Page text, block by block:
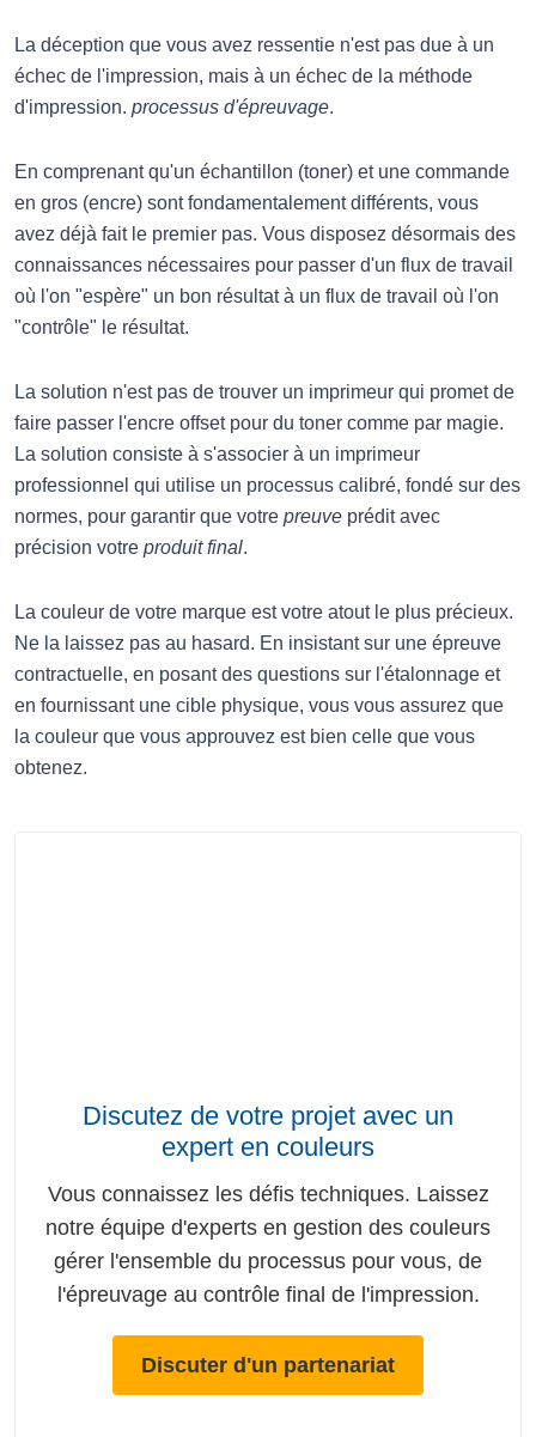
La déception que vous avez ressentie n'est pas due à un
échec de l'impression, mais à un échec de la méthode
d'impression. processus d'épreuvage.
En comprenant qu'un échantillon (toner) et une commande
en gros (encre) sont fondamentalement différents, vous
avez déjà fait le premier pas. Vous disposez désormais des
connaissances nécessaires pour passer d'un flux de travail
où l'on "espère" un bon résultat à un flux de travail où l'on
"contrôle" le résultat.
La solution n'est pas de trouver un imprimeur qui promet de
faire passer l'encre offset pour du toner comme par magie.
La solution consiste à s'associer à un imprimeur
professionnel qui utilise un processus calibré, fondé sur des
normes, pour garantir que votre preuve prédit avec
précision votre produit final.
La couleur de votre marque est votre atout le plus précieux.
Ne la laissez pas au hasard. En insistant sur une épreuve
contractuelle, en posant des questions sur l'étalonnage et
en fournissant une cible physique, vous vous assurez que
la couleur que vous approuvez est bien celle que vous
obtenez.
Discutez de votre projet avec un
expert en couleurs
Vous connaissez les défis techniques. Laissez
notre équipe d'experts en gestion des couleurs
gérer l'ensemble du processus pour vous, de
l'épreuvage au contrôle final de l'impression.
Discuter d'un partenariat